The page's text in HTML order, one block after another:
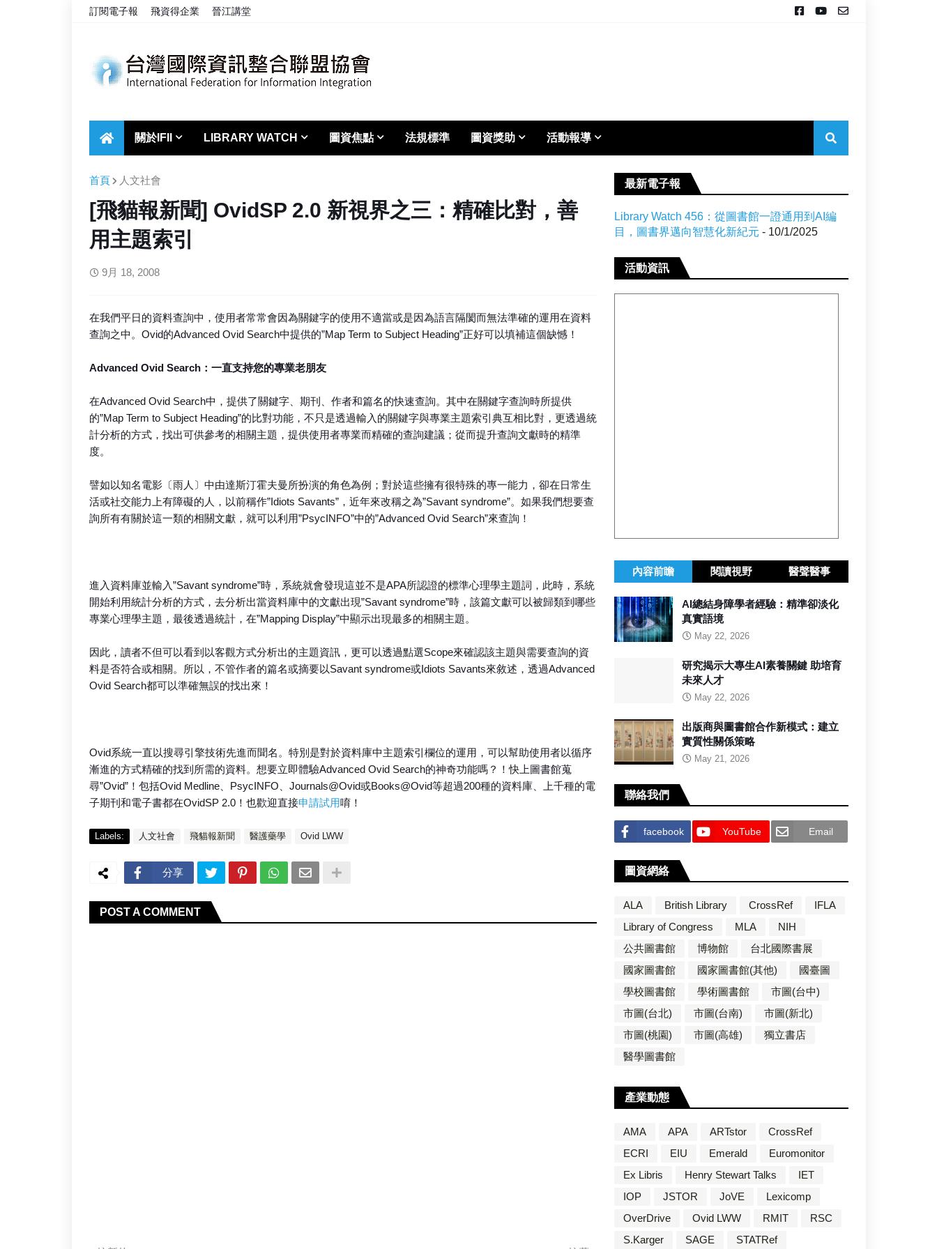
訂閱電子報 飛資得企業 晉江講堂
關於IFII LIBRARY WATCH 圖資焦點 法規標準 圖資獎助 活動報導
首頁 人文社會
[飛貓報新聞] OvidSP 2.0 新視界之三：精確比對，善
用主題索引
9月 18, 2008
在我們平日的資料查詢中，使用者常常會因為關鍵字的使用不適當或是因為語言隔閡而無法準確的運用在資料
查詢之中。Ovid的Advanced Ovid Search中提供的”Map Term to Subject Heading”正好可以填補這個缺憾！
Advanced Ovid Search：一直支持您的專業老朋友
在Advanced Ovid Search中，提供了關鍵字、期刊、作者和篇名的快速查詢。其中在關鍵字查詢時所提供
的”Map Term to Subject Heading”的比對功能，不只是透過輸入的關鍵字與專業主題索引典互相比對，更透過統
計分析的方式，找出可供參考的相關主題，提供使用者專業而精確的查詢建議；從而提升查詢文獻時的精準
度。
譬如以知名電影〔雨人〕中由達斯汀霍夫曼所扮演的角色為例；對於這些擁有很特殊的專一能力，卻在日常生
活或社交能力上有障礙的人，以前稱作”Idiots Savants”，近年來改稱之為”Savant syndrome”。如果我們想要查
詢所有有關於這一類的相關文獻，就可以利用”PsycINFO”中的”Advanced Ovid Search”來查詢！
進入資料庫並輸入”Savant syndrome”時，系統就會發現這並不是APA所認證的標準心理學主題詞，此時，系統
開始利用統計分析的方式，去分析出當資料庫中的文獻出現”Savant syndrome”時，該篇文獻可以被歸類到哪些
專業心理學主題，最後透過統計，在”Mapping Display”中顯示出現最多的相關主題。
因此，讀者不但可以看到以客觀方式分析出的主題資訊，更可以透過點選Scope來確認該主題與需要查詢的資
料是否符合或相關。所以，不管作者的篇名或摘要以Savant syndrome或Idiots Savants來敘述，透過Advanced
Ovid Search都可以準確無誤的找出來！
Ovid系統一直以搜尋引擎技術先進而聞名。特別是對於資料庫中主題索引欄位的運用，可以幫助使用者以循序
漸進的方式精確的找到所需的資料。想要立即體驗Advanced Ovid Search的神奇功能嗎？！快上圖書館蒐
尋”Ovid”！包括Ovid Medline、PsycINFO、Journals@Ovid或Books@Ovid等超過200種的資料庫、上千種的電
子期刊和電子書都在OvidSP 2.0！也歡迎直接申請試用唷！
Labels: 人文社會 飛貓報新聞 醫護藥學 Ovid LWW
分享
POST A COMMENT
最新電子報
Library Watch 456：從圖書館一證通用到AI編
目，圖書界邁向智慧化新紀元 - 10/1/2025
活動資訊
內容前瞻 閱讀視野 醫聲醫事
AI總結身障學者經驗：精準卻淡化
真實語境
May 22, 2026
研究揭示大專生AI素養關鍵 助培育
未來人才
May 22, 2026
出版商與圖書館合作新模式：建立
實質性關係策略
May 21, 2026
聯絡我們
facebook YouTube Email
圖資網絡
ALA British Library CrossRef
IFLA
Library of Congress
MLA
NIH
公共圖書館
博物館
台北國際書展
國家圖書館
國家圖書館(其他)
國臺圖
學校圖書館
學術圖書館
市圖(台中)
市圖(台北)
市圖(台南)
市圖(新北)
市圖(桃園)
市圖(高雄)
獨立書店
醫學圖書館
產業動態
AMA APA ARTstor
CrossRef
ECRI
EIU Emerald
Euromonitor
Ex Libris
Henry Stewart Talks
IET
IOP
JSTOR JoVE
Lexicomp
OverDrive
Ovid LWW RMIT
RSC
S.Karger
SAGE STATRef